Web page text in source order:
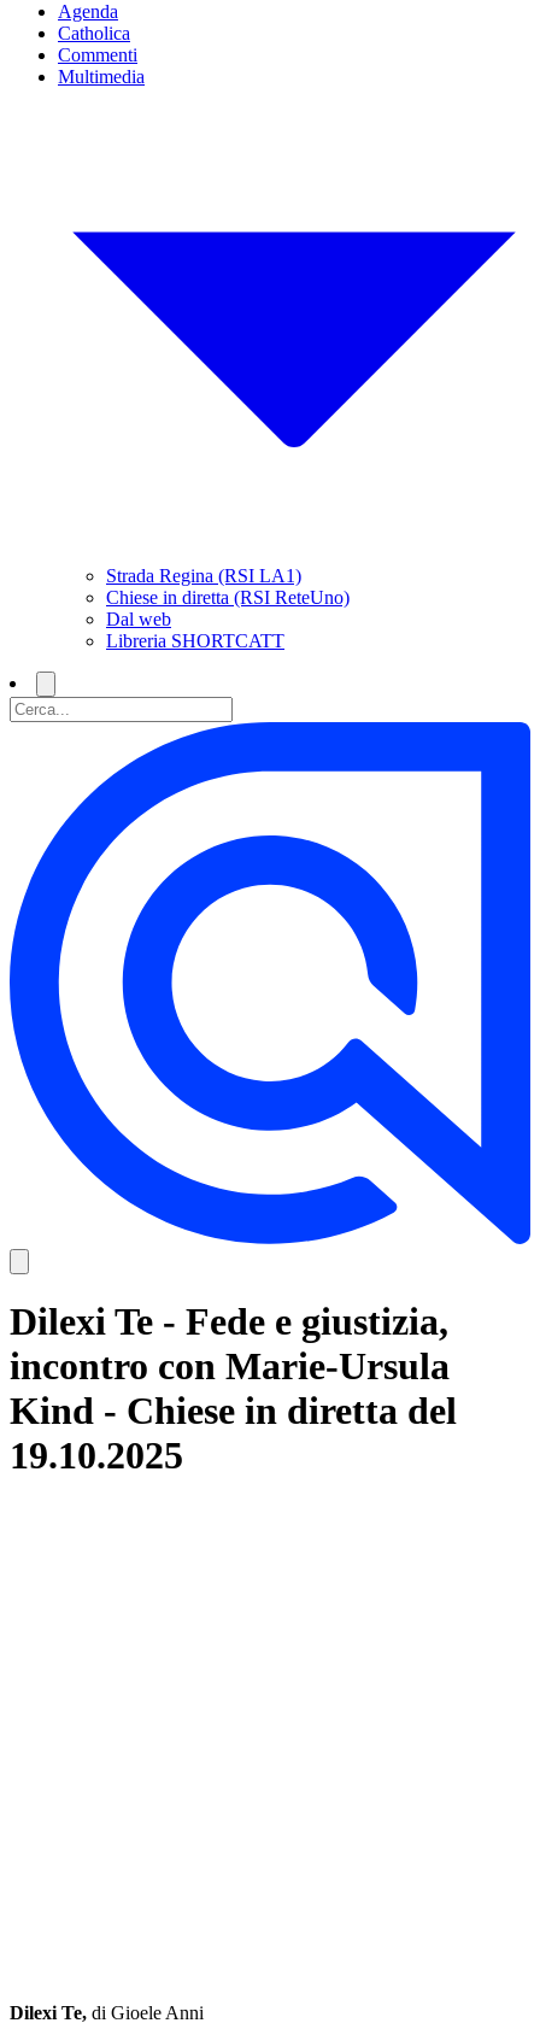
Agenda
Catholica
Commenti
Multimedia
Strada Regina (RSI LA1)
Chiese in diretta (RSI ReteUno)
Dal web
Libreria SHORTCATT
Dilexi Te - Fede e giustizia,
incontro con Marie-Ursula
Kind - Chiese in diretta del
19.10.2025
Dilexi Te, di Gioele Anni